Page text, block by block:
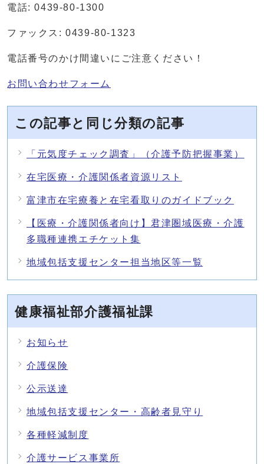
電話: 0439-80-1300
ファックス: 0439-80-1323
電話番号のかけ間違いにご注意ください！
お問い合わせフォーム
この記事と同じ分類の記事
「元気度チェック調査」（介護予防把握事業）
在宅医療・介護関係者資源リスト
富津市在宅療養と在宅看取りのガイドブック
【医療・介護関係者向け】君津圏域医療・介護
多職種連携エチケット集
地域包括支援センター担当地区等一覧
健康福祉部介護福祉課
お知らせ
介護保険
公示送達
地域包括支援センター・高齢者見守り
各種軽減制度
介護サービス事業所